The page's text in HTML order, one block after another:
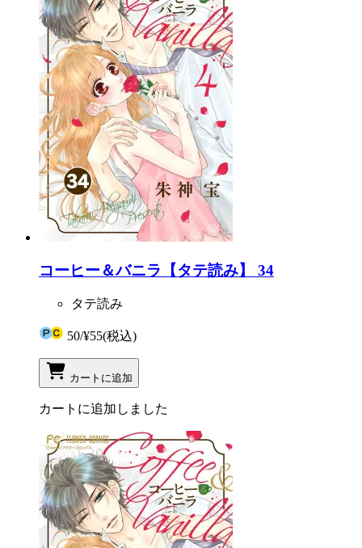
コーヒー＆バニラ【タテ読み】 34
タテ読み
50/¥55(税込)
カートに追加
カートに追加しました